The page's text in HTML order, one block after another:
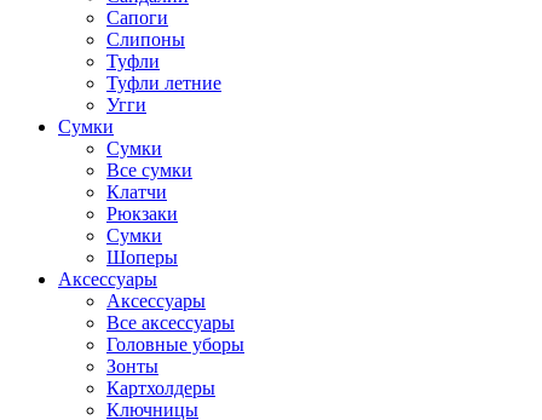
Сапоги
Слипоны
Туфли
Туфли летние
Угги
Сумки
Сумки
Все сумки
Клатчи
Рюкзаки
Сумки
Шоперы
Аксессуары
Аксессуары
Все аксессуары
Головные уборы
Зонты
Картхолдеры
Ключницы